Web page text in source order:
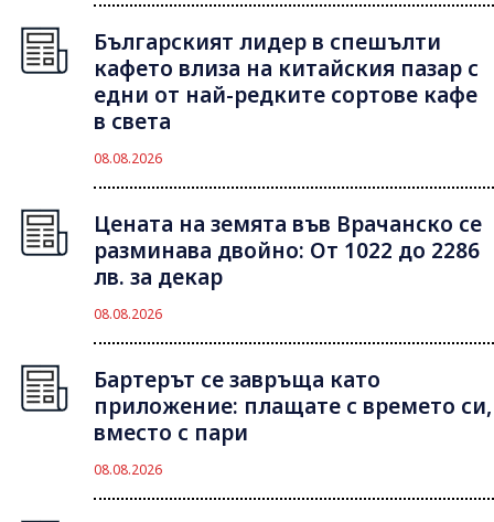
Българският лидер в спешълти
кафето влиза на китайския пазар с
едни от най-редките сортове кафе
в света
08.08.2026
Цената на земята във Врачанско се
разминава двойно: От 1022 до 2286
лв. за декар
08.08.2026
Бартерът се завръща като
приложение: плащате с времето си,
вместо с пари
08.08.2026